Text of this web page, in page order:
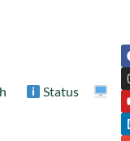
Status